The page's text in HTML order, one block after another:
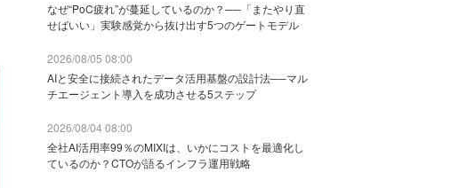
なぜ“PoC疲れ”が蔓延しているのか？──「またやり直
せばいい」実験感覚から抜け出す5つのゲートモデル
2026/08/05 08:00
AIと安全に接続されたデータ活用基盤の設計法──マル
チエージェント導入を成功させる5ステップ
2026/08/04 08:00
全社AI活用率99％のMIXIは、いかにコストを最適化し
ているのか？CTOが語るインフラ運用戦略